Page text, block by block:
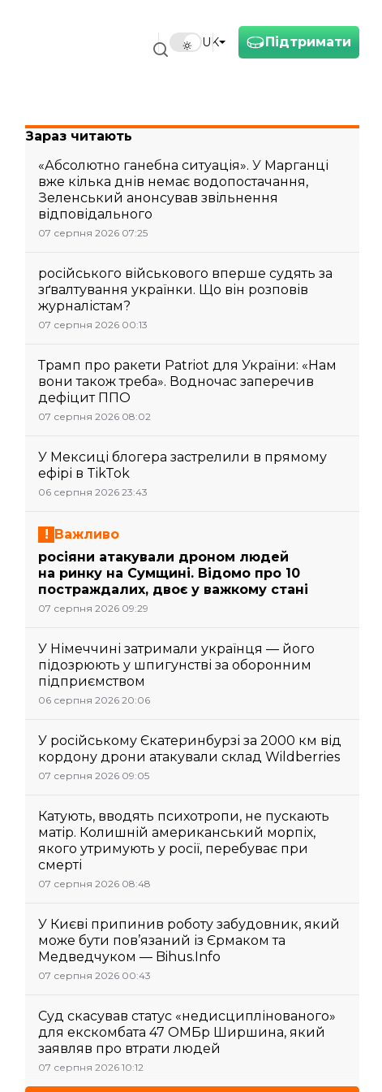
Підтримати
UK
Зараз читають
«Абсолютно ганебна ситуація». У Марганці
вже кілька днів немає водопостачання,
Зеленський анонсував звільнення
відповідального
07 серпня 2026 07:25
російського військового вперше судять за
зґвалтування українки. Що він розповів
журналістам?
07 серпня 2026 00:13
Трамп про ракети Patriot для України: «Нам
вони також треба». Водночас заперечив
дефіцит ППО
07 серпня 2026 08:02
У Мексиці блогера застрелили в прямому
ефірі в TikTok
06 серпня 2026 23:43
Важливо
росіяни атакували дроном людей
на ринку на Сумщині. Відомо про 10
постраждалих, двоє у важкому стані
07 серпня 2026 09:29
У Німеччині затримали українця — його
підозрюють у шпигунстві за оборонним
підприємством
06 серпня 2026 20:06
У російському Єкатеринбурзі за 2000 км від
кордону дрони атакували склад Wildberries
07 серпня 2026 09:05
Катують, вводять психотропи, не пускають
матір. Колишній американський морпіх,
якого утримують у росії, перебуває при
смерті
07 серпня 2026 08:48
У Києві припинив роботу забудовник, який
може бути пов’язаний із Єрмаком та
Медведчуком — Bihus.Info
07 серпня 2026 00:43
Суд скасував статус «недисциплінованого»
для екскомбата 47 ОМБр Ширшина, який
заявляв про втрати людей
07 серпня 2026 10:12